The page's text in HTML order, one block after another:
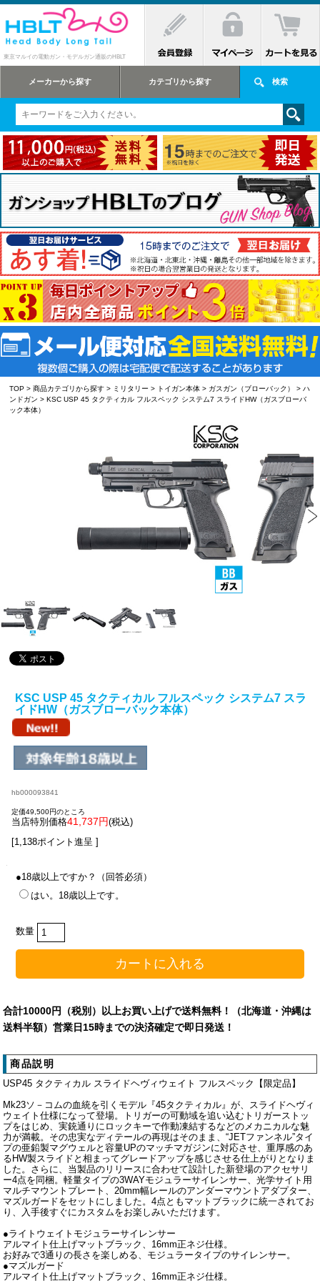
東京マルイの電動ガン・モデルガン通販のHBLT
メーカーから探す カテゴリから探す 検索
TOP >商品カテゴリから探す > ミリタリー > トイガン本体 > ガスガン（ブローバック） >ハ
ンドガン > KSC USP 45 タクティカル フルスペック システム7 スライドHW（ガスブローバ
ック本体）
KSC USP 45 タクティカル フルスペック システム7 スラ
イドHW（ガスブローバック本体）
hb000093841
定価49,500円のところ
当店特別価格41,737円(税込)
[1,138ポイント進呈 ]
●18歳以上ですか？（回答必須）
はい。18歳以上です。
数量
合計10000円（税別）以上お買い上げで送料無料！（北海道・沖縄は
送料半額）営業日15時までの決済確定で即日発送！
商品説明
USP45 タクティカル スライドヘヴィウェイト フルスペック【限定品】
Mk23ソ－コムの血統を引くモデル『45タクティカル』が、スライドヘヴィ
ウェイト仕様になって登場。トリガーの可動域を追い込むトリガーストッ
プをはじめ、実銃通りにロックキーで作動凍結するなどのメカニカルな魅
力が満載。その忠実なディテールの再現はそのまま、“JETファンネル”タイ
プの亜鉛製マグウェルと容量UPのマッチマガジンに対応させ、重厚感のあ
るHW製スライドと相まってグレードアップを感じさせる仕上がりとなりま
した。さらに、当製品のリリースに合わせて設計した新登場のアクセサリ
ー4点を同梱。軽量タイプの3WAYモジュラーサイレンサー、光学サイト用
マルチマウントプレート、20mm幅レールのアンダーマウントアダプター、
マズルガードをセットにしました。4点ともマットブラックに統一されてお
り、入手後すぐにカスタムをお楽しみいただけます。
●ライトウェイトモジュラーサイレンサー
アルマイト仕上げマットブラック、16mm正ネジ仕様。
お好みで3通りの長さを楽しめる、モジュラータイプのサイレンサー。
●マズルガード
アルマイト仕上げマットブラック、16mm正ネジ仕様。